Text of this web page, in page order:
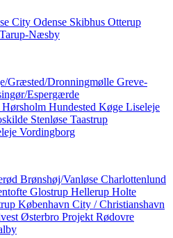
City Odense Skibhus Otterup
Tarup-Næsby
Græsted/Dronningmølle Greve-
Espergærde
Hørsholm Hundested Køge Liseleje
Stenløse Taastrup
Vordingborg
Brønshøj/Vanløse Charlottenlund
Glostrup Hellerup Holte
København City / Christianshavn
Østerbro Projekt Rødovre